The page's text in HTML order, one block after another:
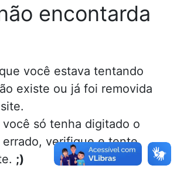
encontarda
você estava tentando
existe ou já foi removida
você só tenha digitado o
errado, verifique e tente
;)